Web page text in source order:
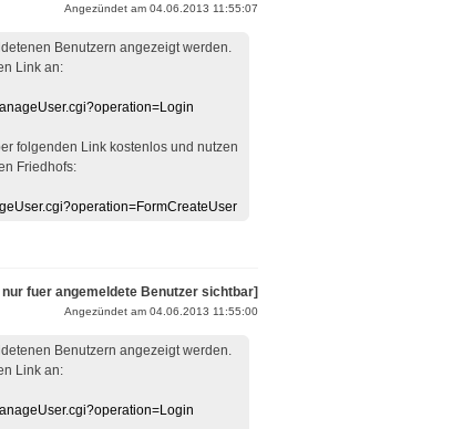
Angezündet am 04.06.2013 11:55:07
Benutzern angezeigt werden.
Link an:
folgenden Link kostenlos und nutzen
Friedhofs:
fuer angemeldete Benutzer sichtbar]
Angezündet am 04.06.2013 11:55:00
Benutzern angezeigt werden.
Link an: